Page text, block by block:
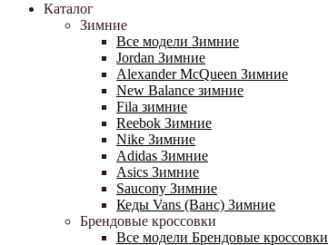
Каталог
Зимние
Все модели Зимние
Jordan Зимние
Alexander McQueen Зимние
New Balance зимние
Fila зимние
Reebok Зимние
Nike Зимние
Adidas Зимние
Asics Зимние
Saucony Зимние
Кеды Vans (Ванс) Зимние
Брендовые кроссовки
Все модели Брендовые кроссовки